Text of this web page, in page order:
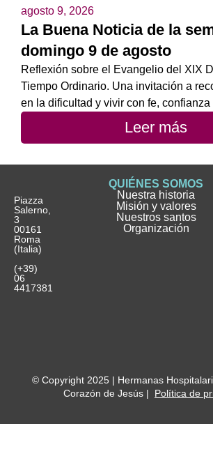
agosto 9, 2026
La Buena Noticia de la
domingo 9 de agosto
Reflexión sobre el Evangelio del XIX
Tiempo Ordinario. Una invitación a
en la dificultad y vivir con fe, confianza
Leer más
Piazza
Salerno,
3
00161
Roma
(Italia)
(+39)
06
4417381
QUIÉNES SOMOS
Nuestra historia
Misión y valores
Nuestros santos
Organización
© Copyright 2025 | Hermanas
Corazón de Jesús | Política de